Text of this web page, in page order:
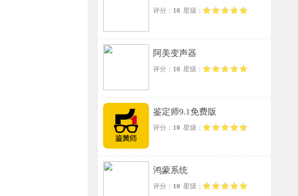
评分： 10 星级：
阿美变声器
评分： 10 星级：
鉴定师9.1免费版
评分： 10 星级：
鸿蒙系统
评分： 10 星级：